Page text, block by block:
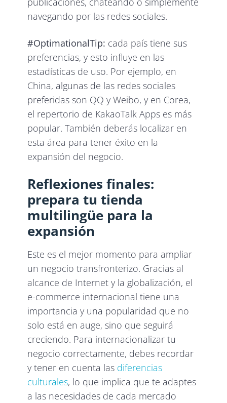
navegando por las redes sociales.
#OptimationalTip: cada país tiene sus
preferencias, y esto influye en las
estadísticas de uso. Por ejemplo, en
China, algunas de las redes sociales
preferidas son QQ y Weibo, y en Corea,
el repertorio de KakaoTalk Apps es más
popular. También deberás localizar en
esta área para tener éxito en la
expansión del negocio.
Reflexiones finales:
prepara tu tienda
multilingüe para la
expansión
Este es el mejor momento para ampliar
un negocio transfronterizo. Gracias al
alcance de Internet y la globalización, el
e-commerce internacional tiene una
importancia y una popularidad que no
solo está en auge, sino que seguirá
creciendo. Para internacionalizar tu
negocio correctamente, debes recordar
y tener en cuenta las diferencias
culturales, lo que implica que te adaptes
a las necesidades de cada mercado